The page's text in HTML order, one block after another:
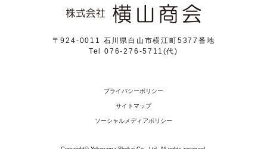
〒924-0011 石川県白山市横江町5377番地
Tel 076-276-5711(代)
プライバシーポリシー
サイトマップ
ソーシャルメディアポリシー